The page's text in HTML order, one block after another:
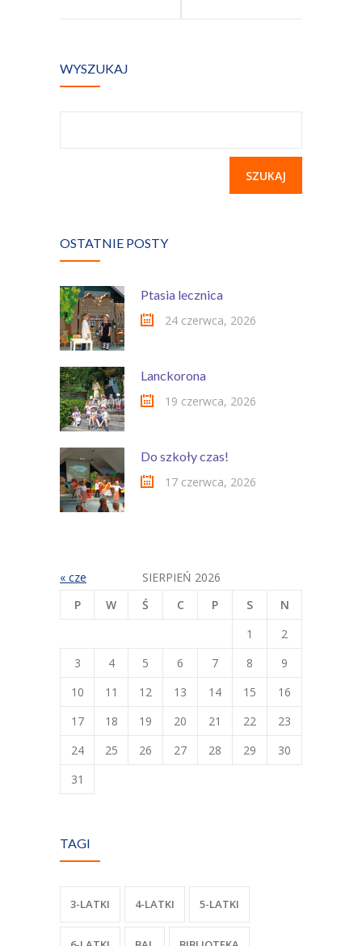
WYSZUKAJ
OSTATNIE POSTY
Ptasia lecznica
24 czerwca, 2026
Lanckorona
19 czerwca, 2026
Do szkoły czas!
17 czerwca, 2026
SIERPIEŃ 2026
P
W Ś C P S
N
1
2
3
4 5 6 7 8
9
10
11 12 13 14 15
16
17
18 19 20 21 22
23
24
25 26 27 28 29
30
31
« cze
TAGI
3-LATKI 4-LATKI 5-LATKI